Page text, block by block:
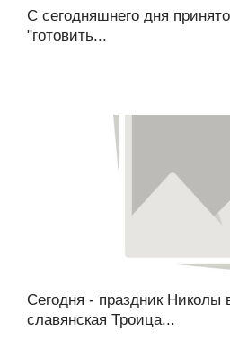
С сегодняшнего дня
"готовить...
Сегодня - праздник Николы
славянская Троица...